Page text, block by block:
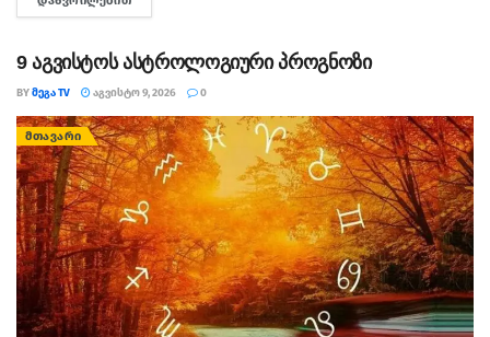
შინაგან საქმეთა სამინისტროს თბილისის პოლიციის
9 აგვისტოს ასტროლოგიური პროგნოზი
BYᲛᲔᲒᲐ TV ᲐᲒᲕᲘᲡᲢᲝ 9, 2026 0
ᲛᲗᲐᲕᲐᲠᲘ